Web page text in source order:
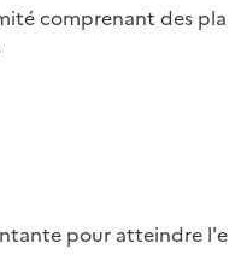
comprenant des pla
pour atteindre l'e